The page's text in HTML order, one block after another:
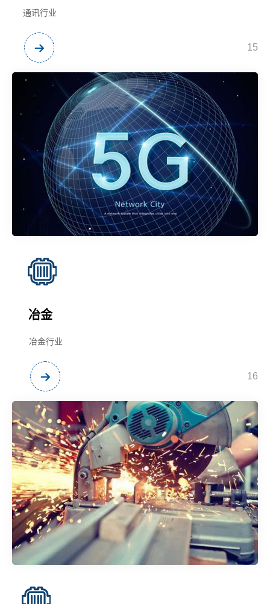
通讯行业
15
冶金
冶金行业
16